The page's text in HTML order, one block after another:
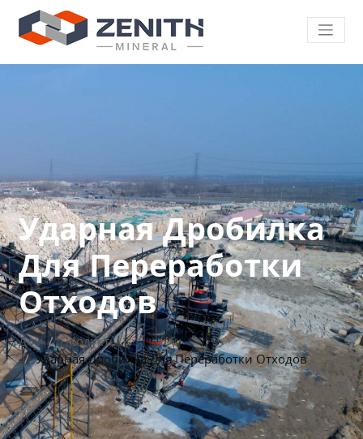
Ударная Дробилка
Для Переработки
Отходов
Дом
Продукты
Ударная Дробилка Для Переработки Отходов